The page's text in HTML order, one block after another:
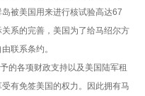
被美国用来进行核试验高达67
系的完善，美国为了给马绍尔方
联系条约。
各项财政支持以及美国陆军租
有免签美国的权力。因此拥有马